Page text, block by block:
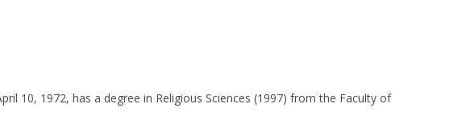
10, 1972, has a degree in Religious Sciences (1997) from the Faculty of